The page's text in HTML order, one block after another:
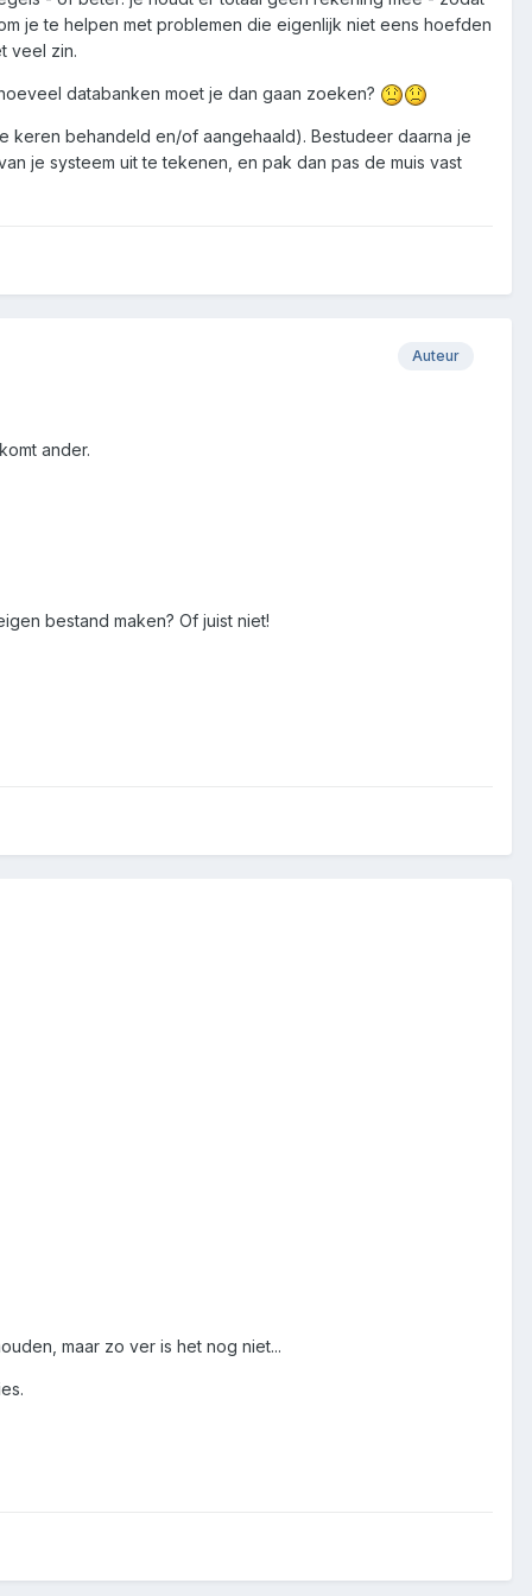
je te helpen met problemen die eigenlijk niet eens hoefden
veel zin.
databanken moet je dan gaan zoeken?
keren behandeld en/of aangehaald). Bestudeer daarna je
je systeem uit te tekenen, en pak dan pas de muis vast
Auteur
ander.
bestand maken? Of juist niet!
maar zo ver is het nog niet...